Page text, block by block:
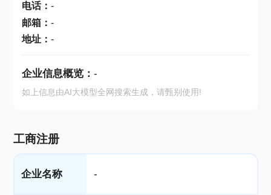
电话： -
邮箱： -
地址： -
企业信息概览： -
如上信息由AI大模型全网搜索生成，请甄别使用!
工商注册
企业名称 -